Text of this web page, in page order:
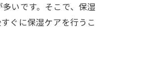
いです。そこで、保湿
ぐに保湿ケアを行うこ